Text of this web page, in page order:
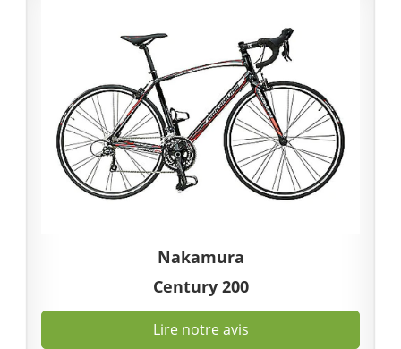
Nakamura
Century 200
Lire notre avis